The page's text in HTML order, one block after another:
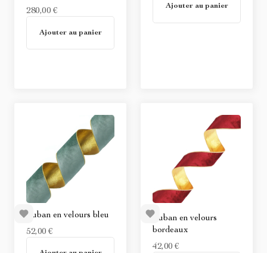
280,00 €
Ajouter au panier
Ajouter au panier
Ruban en velours bleu
52,00 €
Ruban en velours
bordeaux
42,00 €